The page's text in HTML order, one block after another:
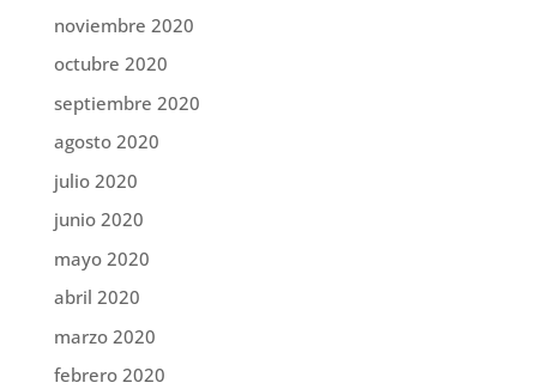
noviembre 2020
octubre 2020
septiembre 2020
agosto 2020
julio 2020
junio 2020
mayo 2020
abril 2020
marzo 2020
febrero 2020